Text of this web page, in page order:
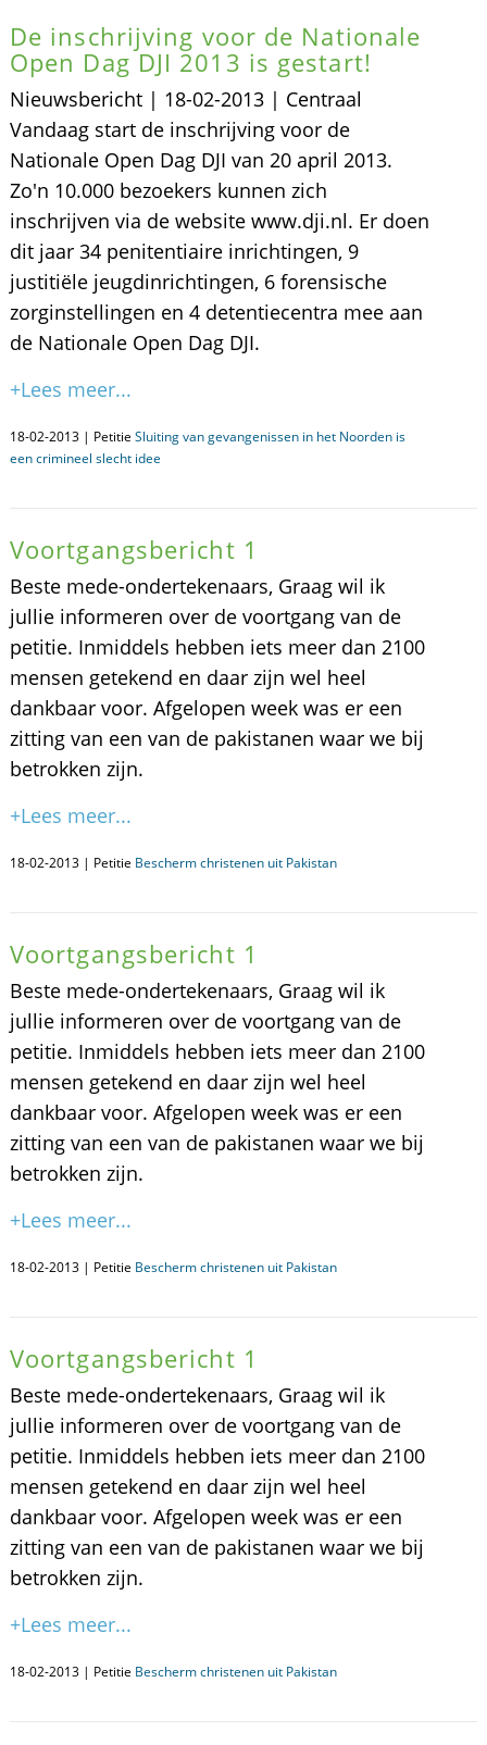
De inschrijving voor de Nationale
Open Dag DJI 2013 is gestart!
Nieuwsbericht | 18-02-2013 | Centraal
Vandaag start de inschrijving voor de
Nationale Open Dag DJI van 20 april 2013.
Zo'n 10.000 bezoekers kunnen zich
inschrijven via de website www.dji.nl. Er doen
dit jaar 34 penitentiaire inrichtingen, 9
justitiële jeugdinrichtingen, 6 forensische
zorginstellingen en 4 detentiecentra mee aan
de Nationale Open Dag DJI.
+Lees meer...
18-02-2013 | Petitie Sluiting van gevangenissen in het Noorden is
een crimineel slecht idee
Voortgangsbericht 1
Beste mede-ondertekenaars, Graag wil ik
jullie informeren over de voortgang van de
petitie. Inmiddels hebben iets meer dan 2100
mensen getekend en daar zijn wel heel
dankbaar voor. Afgelopen week was er een
zitting van een van de pakistanen waar we bij
betrokken zijn.
+Lees meer...
18-02-2013 | Petitie Bescherm christenen uit Pakistan
Voortgangsbericht 1
Beste mede-ondertekenaars, Graag wil ik
jullie informeren over de voortgang van de
petitie. Inmiddels hebben iets meer dan 2100
mensen getekend en daar zijn wel heel
dankbaar voor. Afgelopen week was er een
zitting van een van de pakistanen waar we bij
betrokken zijn.
+Lees meer...
18-02-2013 | Petitie Bescherm christenen uit Pakistan
Voortgangsbericht 1
Beste mede-ondertekenaars, Graag wil ik
jullie informeren over de voortgang van de
petitie. Inmiddels hebben iets meer dan 2100
mensen getekend en daar zijn wel heel
dankbaar voor. Afgelopen week was er een
zitting van een van de pakistanen waar we bij
betrokken zijn.
+Lees meer...
18-02-2013 | Petitie Bescherm christenen uit Pakistan